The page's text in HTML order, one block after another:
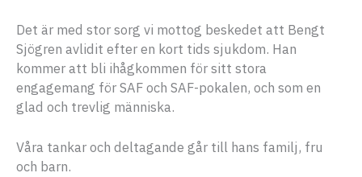
Det är med stor sorg vi mottog beskedet att Bengt
Sjögren avlidit efter en kort tids sjukdom. Han
kommer att bli ihågkommen för sitt stora
engagemang för SAF och SAF-pokalen, och som en
glad och trevlig människa.
Våra tankar och deltagande går till hans familj, fru
och barn.